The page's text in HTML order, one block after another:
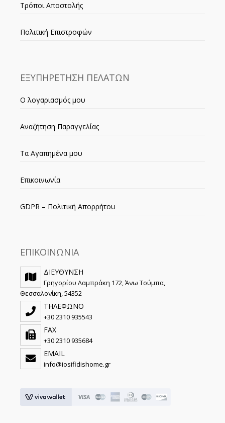
Τρόποι Αποστολής
Πολιτική Επιστροφών
ΕΞΥΠΗΡΕΤΗΣΗ ΠΕΛΑΤΩΝ
Ο λογαριασμός μου
Αναζήτηση Παραγγελίας
Τα Αγαπημένα μου
Επικοινωνία
GDPR – Πολιτική Απορρήτου
ΕΠΙΚΟΙΝΩΝΙΑ
ΔΙΕΥΘΥΝΣΗ
Γρηγορίου Λαμπράκη 172, Άνω Τούμπα,
Θεσσαλονίκη, 54352
ΤΗΛΕΦΩΝΟ
+30 2310 935543
FAX
+30 2310 935684
EMAIL
info@iosifidishome.gr